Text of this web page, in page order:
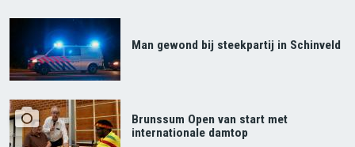
Man gewond bij steekpartij in Schinveld
Brunssum Open van start met
internationale damtop